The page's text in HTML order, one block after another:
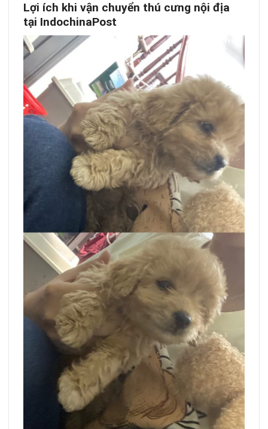
Lợi ích khi vận chuyển thú cưng nội địa
tại IndochinaPost